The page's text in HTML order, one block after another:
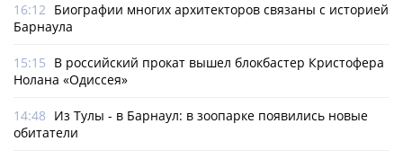
16:12 Биографии многих архитекторов связаны с историей
Барнаула
15:15 В российский прокат вышел блокбастер Кристофера
Нолана «Одиссея»
14:48 Из Тулы - в Барнаул: в зоопарке появились новые
обитатели